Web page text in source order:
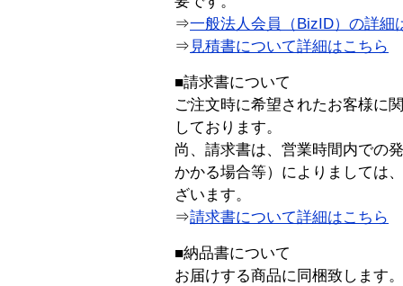
⇒一般法人会員（BizID）の詳細
⇒ 見積書について詳細はこちら
■請求書について
ご注文時に希望されたお客様に
しております。
尚、請求書は、営業時間内での
かかる場合等）によりましては
ざいます。
⇒請求書について詳細はこちら
■納品書について
お届けする商品に同梱致します。